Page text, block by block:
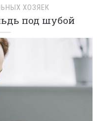
ХОЗЯЕК
под шубой